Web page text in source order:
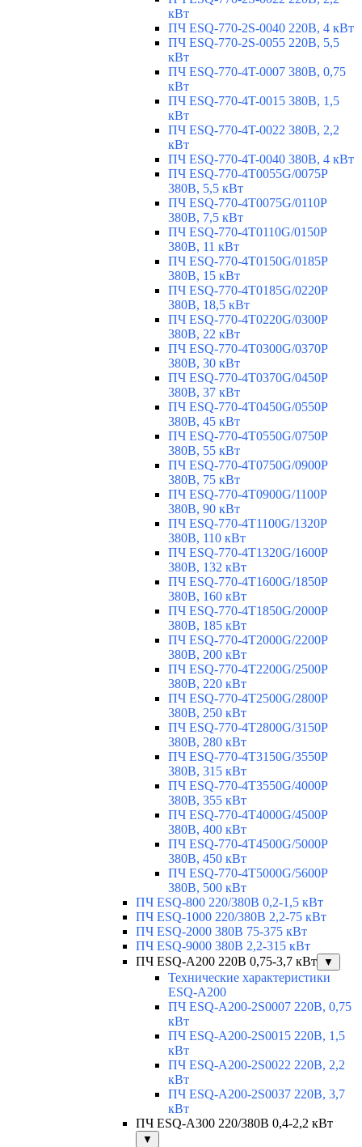
кВт
ПЧ ESQ-770-2S-0040 220В, 4 кВт
ПЧ ESQ-770-2S-0055 220В, 5,5
кВт
ПЧ ESQ-770-4T-0007 380В, 0,75
кВт
ПЧ ESQ-770-4T-0015 380В, 1,5
кВт
ПЧ ESQ-770-4T-0022 380В, 2,2
кВт
ПЧ ESQ-770-4T-0040 380В, 4 кВт
ПЧ ESQ-770-4T0055G/0075P
380В, 5,5 кВт
ПЧ ESQ-770-4T0075G/0110P
380В, 7,5 кВт
ПЧ ESQ-770-4T0110G/0150P
380В, 11 кВт
ПЧ ESQ-770-4T0150G/0185P
380В, 15 кВт
ПЧ ESQ-770-4T0185G/0220P
380В, 18,5 кВт
ПЧ ESQ-770-4T0220G/0300P
380В, 22 кВт
ПЧ ESQ-770-4T0300G/0370P
380В, 30 кВт
ПЧ ESQ-770-4T0370G/0450P
380В, 37 кВт
ПЧ ESQ-770-4T0450G/0550P
380В, 45 кВт
ПЧ ESQ-770-4T0550G/0750P
380В, 55 кВт
ПЧ ESQ-770-4T0750G/0900P
380В, 75 кВт
ПЧ ESQ-770-4T0900G/1100P
380В, 90 кВт
ПЧ ESQ-770-4T1100G/1320P
380В, 110 кВт
ПЧ ESQ-770-4T1320G/1600P
380В, 132 кВт
ПЧ ESQ-770-4T1600G/1850P
380В, 160 кВт
ПЧ ESQ-770-4T1850G/2000P
380В, 185 кВт
ПЧ ESQ-770-4T2000G/2200P
380В, 200 кВт
ПЧ ESQ-770-4T2200G/2500P
380В, 220 кВт
ПЧ ESQ-770-4T2500G/2800P
380В, 250 кВт
ПЧ ESQ-770-4T2800G/3150P
380В, 280 кВт
ПЧ ESQ-770-4T3150G/3550P
380В, 315 кВт
ПЧ ESQ-770-4T3550G/4000P
380В, 355 кВт
ПЧ ESQ-770-4T4000G/4500P
380В, 400 кВт
ПЧ ESQ-770-4T4500G/5000P
380В, 450 кВт
ПЧ ESQ-770-4T5000G/5600P
380В, 500 кВт
ПЧ ESQ-800 220/380В 0,2-1,5 кВт
ПЧ ESQ-1000 220/380В 2,2-75 кВт
ПЧ ESQ-2000 380В 75-375 кВт
ПЧ ESQ-9000 380В 2,2-315 кВт
ПЧ ESQ-A200 220В 0,75-3,7 кВт
▼
Технические характеристики
ESQ-A200
ПЧ ESQ-A200-2S0007 220В, 0,75
кВт
ПЧ ESQ-A200-2S0015 220В, 1,5
кВт
ПЧ ESQ-A200-2S0022 220В, 2,2
кВт
ПЧ ESQ-A200-2S0037 220В, 3,7
кВт
ПЧ ESQ-A300 220/380В 0,4-2,2 кВт
▼